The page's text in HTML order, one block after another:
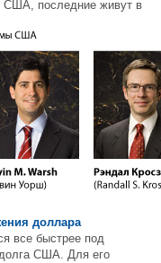
последние живут в
доллара
все быстрее под
США. Для его